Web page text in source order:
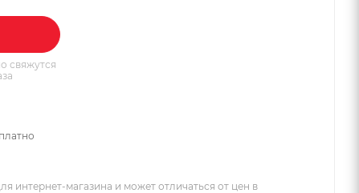
свяжутся
интернет-магазина и может отличаться от цен в